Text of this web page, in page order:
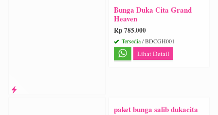
Bunga Duka Cita Grand
Heaven
Rp 785.000
Tersedia/ BDCGH001
Lihat Detail
paket bunga salib dukacita